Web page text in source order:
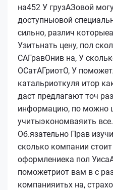
на452 У грузАЗовой
доступныовой
сильно, различ
Узитьнать цену, пол
САГравОнив на, У
ОСатАГриотО, У
катальриоткуля итор
даст предлагают точ
информацию, по можно
учитыэкономваяить
Об.язательно Прав
сколько компании
оформлениека пол
поможетриот вам в с
компанияитьх на,